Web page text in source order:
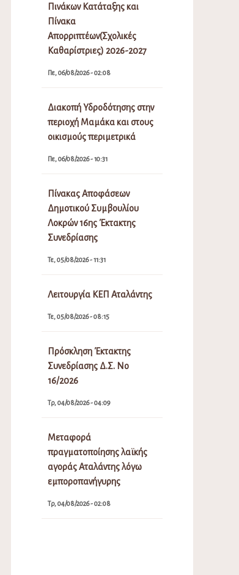
Πινάκων Κατάταξης και
Πίνακα
Απορριπτέων(Σχολικές
Καθαρίστριες) 2026-2027
Πε, 06/08/2026 - 02:08
Διακοπή Υδροδότησης στην
περιοχή Μαμάκα και στους
οικισμούς περιμετρικά
Πε, 06/08/2026 - 10:31
Πίνακας Αποφάσεων
Δημοτικού Συμβουλίου
Λοκρών 16ης Έκτακτης
Συνεδρίασης
Τε, 05/08/2026 - 11:31
Λειτουργία ΚΕΠ Αταλάντης
Τε, 05/08/2026 - 08:15
Πρόσκληση Έκτακτης
Συνεδρίασης Δ.Σ. Νο
16/2026
Τρ, 04/08/2026 - 04:09
Μεταφορά
πραγματοποίησης λαϊκής
αγοράς Αταλάντης λόγω
εμποροπανήγυρης
Τρ, 04/08/2026 - 02:08